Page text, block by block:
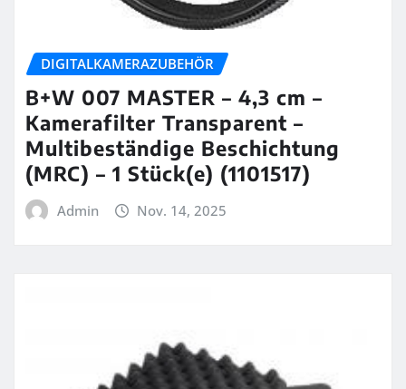
DIGITALKAMERAZUBEHÖR
B+W 007 MASTER – 4,3 cm –
Kamerafilter Transparent –
Multibeständige Beschichtung
(MRC) – 1 Stück(e) (1101517)
Admin Nov. 14, 2025